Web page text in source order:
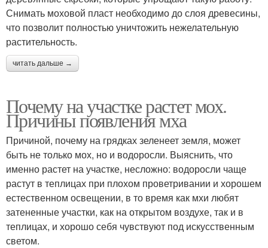
Снимать моховой пласт необходимо до слоя древесины,
что позволит полностью уничтожить нежелательную
растительность.
читать дальше →
Почему на участке растет мох.
Причины появления мха
Причиной, почему на грядках зеленеет земля, может
быть не только мох, но и водоросли. Выяснить, что
именно растет на участке, несложно: водоросли чаще
растут в теплицах при плохом проветривании и хорошем
естественном освещении, в то время как мхи любят
затененные участки, как на открытом воздухе, так и в
теплицах, и хорошо себя чувствуют под искусственным
светом.